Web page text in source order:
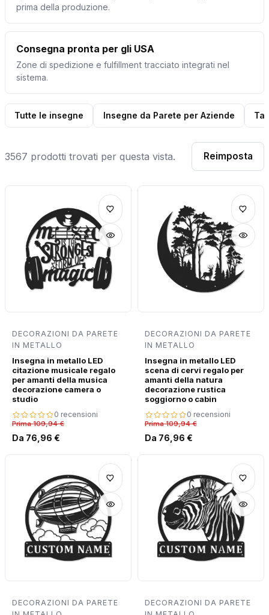
prima della produzione.
Consegna pronta per gli USA
Zone di spedizione e fulfillment tracciato integrati nel
sistema.
Tutte le insegne Insegne da Parete per Aziende
3567 prodotti trovati per questa vista. Reimposta
DECORAZIONI DA PARETE
IN METALLO
Insegna in metallo LED
citazione musicale regalo
per amanti della musica
decorazione camera o
studio
0 recensioni
Prima 109,94 €
Da 76,96 €
DECORAZIONI DA PARETE
IN METALLO
Insegna in metallo LED
scena di cervi regalo per
amanti della natura
decorazione rustica
soggiorno o cabin
0 recensioni
Prima 109,94 €
Da 76,96 €
DECORAZIONI DA PARETE
DECORAZIONI DA PARETE